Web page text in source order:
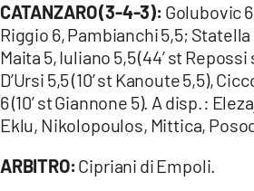
CATANZARO (3-4-3): Golubovic
Riggio 6, Pambianchi 5,5; Statella
Maita 5, Iuliano 5,5 (44’ st
D’Ursi 5,5 (10’ st Kanoute 5,5),
6 (10’ st Giannone 5). A disp.:
Eklu, Nikolopoulos, Mittica,
ARBITRO:Cipriani di Empoli.